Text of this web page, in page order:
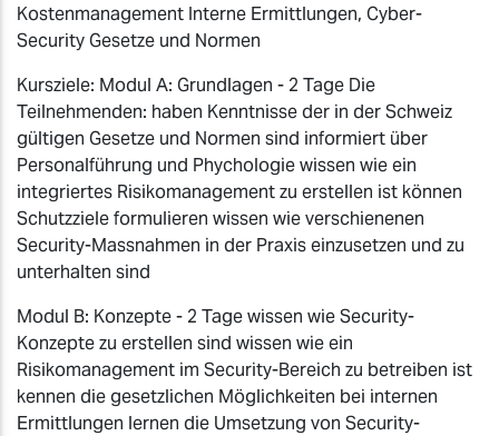
Kostenmanagement Interne Ermittlungen, Cyber-
Security Gesetze und Normen
Kursziele: Modul A: Grundlagen - 2 Tage Die
Teilnehmenden: haben Kenntnisse der in der Schweiz
gültigen Gesetze und Normen sind informiert über
Personalführung und Phychologie wissen wie ein
integriertes Risikomanagement zu erstellen ist können
Schutzziele formulieren wissen wie verschienenen
Security-Massnahmen in der Praxis einzusetzen und zu
unterhalten sind
Modul B: Konzepte - 2 Tage wissen wie Security-
Konzepte zu erstellen sind wissen wie ein
Risikomanagement im Security-Bereich zu betreiben ist
kennen die gesetzlichen Möglichkeiten bei internen
Ermittlungen lernen die Umsetzung von Security-